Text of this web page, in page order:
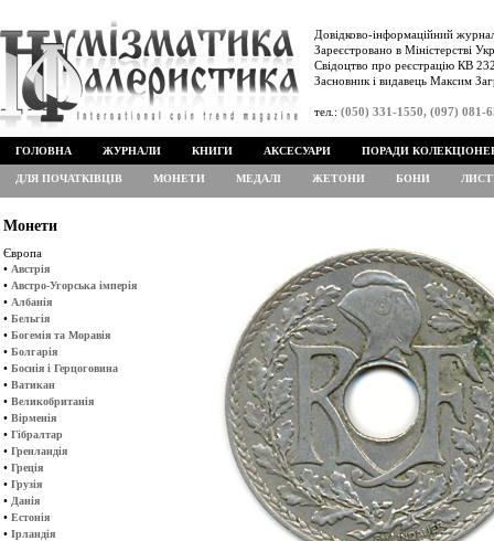
Довідково-інформаційний
Зареєстровано в Міністерстві
Свідоцтво про реєстрацію КВ
Засновник і видавець Максим
тел.: (050) 331-1550, (097) 081-
ГОЛОВНА ЖУРНАЛИ КНИГИ АКСЕСУАРИ ПОРАДИ
ДЛЯ ПОЧАТКІВЦІВ МОНЕТИ МЕДАЛІ ЖЕТОНИ БОНИ
Монети
Європа
• Австрія
• Австро-Угорська імперія
• Албанія
• Бельгія
• Богемія та Моравія
• Болгарія
• Боснія і Герцоговина
• Ватикан
• Великобританія
• Вірменія
• Гібралтар
• Гренландія
• Греція
• Грузія
• Данія
• Естонія
• Ірландія